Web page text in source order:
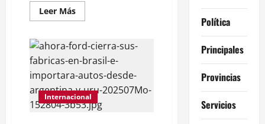
Leer MásLeer
más
El
gobierno
reconoce
que
se
perdieron
13.000
pymes
en
Internacional
Política
Principales
Provincias
Servicios